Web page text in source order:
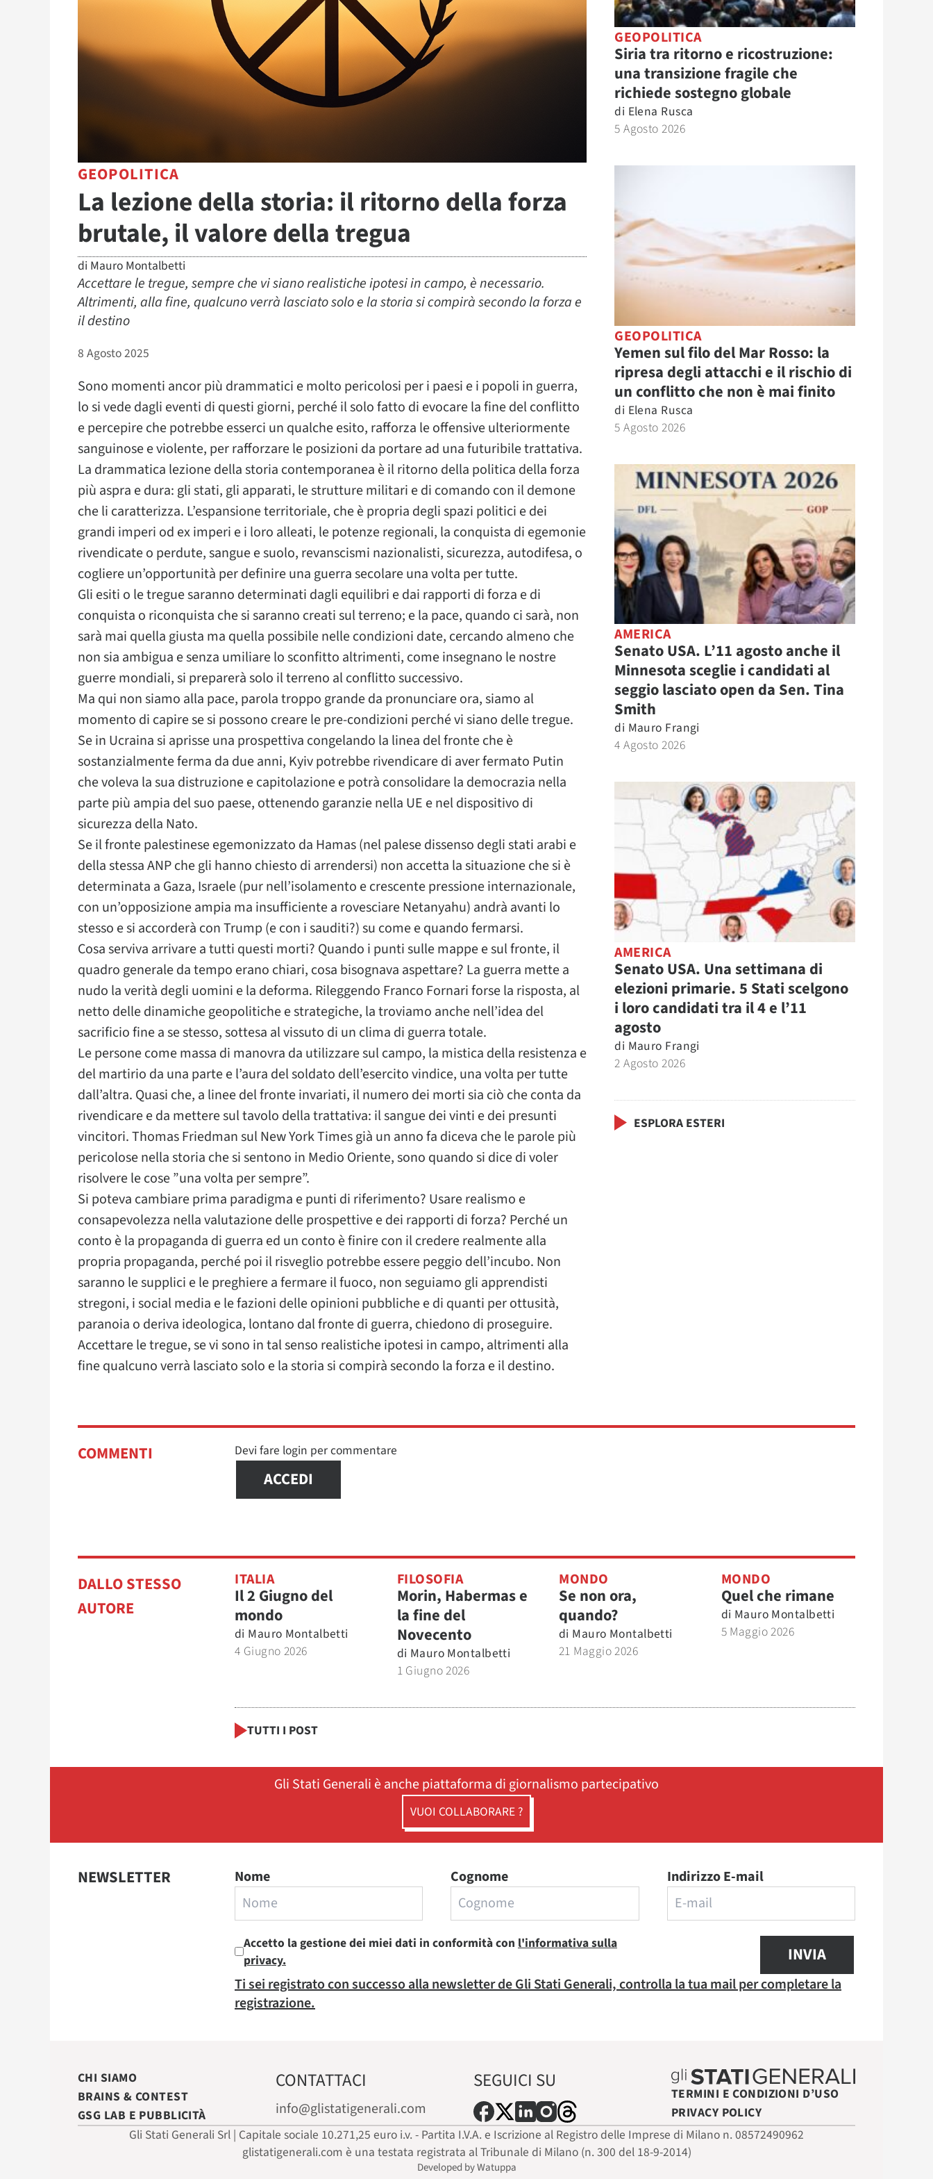
GEOPOLITICA
La lezione della storia: il ritorno della forza
brutale, il valore della tregua
di Mauro Montalbetti
Accettare le tregue, sempre che vi siano realistiche ipotesi in campo, è necessario.
Altrimenti, alla fine, qualcuno verrà lasciato solo e la storia si compirà secondo la forza e
il destino
8 Agosto 2025
Sono momenti ancor più drammatici e molto pericolosi per i paesi e i popoli in guerra,
lo si vede dagli eventi di questi giorni, perché il solo fatto di evocare la fine del conflitto
e percepire che potrebbe esserci un qualche esito, rafforza le offensive ulteriormente
sanguinose e violente, per rafforzare le posizioni da portare ad una futuribile trattativa.
La drammatica lezione della storia contemporanea è il ritorno della politica della forza
più aspra e dura: gli stati, gli apparati, le strutture militari e di comando con il demone
che li caratterizza. L’espansione territoriale, che è propria degli spazi politici e dei
grandi imperi od ex imperi e i loro alleati, le potenze regionali, la conquista di egemonie
rivendicate o perdute, sangue e suolo, revanscismi nazionalisti, sicurezza, autodifesa, o
cogliere un’opportunità per definire una guerra secolare una volta per tutte.
Gli esiti o le tregue saranno determinati dagli equilibri e dai rapporti di forza e di
conquista o riconquista che si saranno creati sul terreno; e la pace, quando ci sarà, non
sarà mai quella giusta ma quella possibile nelle condizioni date, cercando almeno che
non sia ambigua e senza umiliare lo sconfitto altrimenti, come insegnano le nostre
guerre mondiali, si preparerà solo il terreno al conflitto successivo.
Ma qui non siamo alla pace, parola troppo grande da pronunciare ora, siamo al
momento di capire se si possono creare le pre-condizioni perché vi siano delle tregue.
Se in Ucraina si aprisse una prospettiva congelando la linea del fronte che è
sostanzialmente ferma da due anni, Kyiv potrebbe rivendicare di aver fermato Putin
che voleva la sua distruzione e capitolazione e potrà consolidare la democrazia nella
parte più ampia del suo paese, ottenendo garanzie nella UE e nel dispositivo di
sicurezza della Nato.
Se il fronte palestinese egemonizzato da Hamas (nel palese dissenso degli stati arabi e
della stessa ANP che gli hanno chiesto di arrendersi) non accetta la situazione che si è
determinata a Gaza, Israele (pur nell’isolamento e crescente pressione internazionale,
con un’opposizione ampia ma insufficiente a rovesciare Netanyahu) andrà avanti lo
stesso e si accorderà con Trump (e con i sauditi?) su come e quando fermarsi.
Cosa serviva arrivare a tutti questi morti? Quando i punti sulle mappe e sul fronte, il
quadro generale da tempo erano chiari, cosa bisognava aspettare? La guerra mette a
nudo la verità degli uomini e la deforma. Rileggendo Franco Fornari forse la risposta, al
netto delle dinamiche geopolitiche e strategiche, la troviamo anche nell’idea del
sacrificio fine a se stesso, sottesa al vissuto di un clima di guerra totale.
Le persone come massa di manovra da utilizzare sul campo, la mistica della resistenza e
del martirio da una parte e l’aura del soldato dell’esercito vindice, una volta per tutte
dall’altra. Quasi che, a linee del fronte invariati, il numero dei morti sia ciò che conta da
rivendicare e da mettere sul tavolo della trattativa: il sangue dei vinti e dei presunti
vincitori. Thomas Friedman sul New York Times già un anno fa diceva che le parole più
pericolose nella storia che si sentono in Medio Oriente, sono quando si dice di voler
risolvere le cose ”una volta per sempre”.
Si poteva cambiare prima paradigma e punti di riferimento? Usare realismo e
consapevolezza nella valutazione delle prospettive e dei rapporti di forza? Perché un
conto è la propaganda di guerra ed un conto è finire con il credere realmente alla
propria propaganda, perché poi il risveglio potrebbe essere peggio dell’incubo. Non
saranno le supplici e le preghiere a fermare il fuoco, non seguiamo gli apprendisti
stregoni, i social media e le fazioni delle opinioni pubbliche e di quanti per ottusità,
paranoia o deriva ideologica, lontano dal fronte di guerra, chiedono di proseguire.
Accettare le tregue, se vi sono in tal senso realistiche ipotesi in campo, altrimenti alla
fine qualcuno verrà lasciato solo e la storia si compirà secondo la forza e il destino.
GEOPOLITICA
Siria tra ritorno e ricostruzione:
una transizione fragile che
richiede sostegno globale
di Elena Rusca
5 Agosto 2026
GEOPOLITICA
Yemen sul filo del Mar Rosso: la
ripresa degli attacchi e il rischio di
un conflitto che non è mai finito
di Elena Rusca
5 Agosto 2026
AMERICA
Senato USA. L’11 agosto anche il
Minnesota sceglie i candidati al
seggio lasciato open da Sen. Tina
Smith
di Mauro Frangi
4 Agosto 2026
AMERICA
Senato USA. Una settimana di
elezioni primarie. 5 Stati scelgono
i loro candidati tra il 4 e l’11
agosto
di Mauro Frangi
2 Agosto 2026
ESPLORA ESTERI
COMMENTI Devi fare login per commentare
ACCEDI
DALLO STESSO
AUTORE
ITALIA
Il 2 Giugno del
mondo
di Mauro Montalbetti
4 Giugno 2026
FILOSOFIA
Morin, Habermas e
la fine del
Novecento
di Mauro Montalbetti
1 Giugno 2026
MONDO
Se non ora,
quando?
di Mauro Montalbetti
21 Maggio 2026
MONDO
Quel che rimane
di Mauro Montalbetti
5 Maggio 2026
TUTTI I POST
Gli Stati Generali è anche piattaforma di giornalismo partecipativo
VUOI COLLABORARE ?
NEWSLETTER Nome Cognome Indirizzo E-mail
Accetto la gestione dei miei dati in conformità con l'informativa sulla
privacy.
INVIA
Ti sei registrato con successo alla newsletter de Gli Stati Generali, controlla la tua mail per completare la
registrazione.
CHI SIAMO
BRAINS & CONTEST
GSG LAB E PUBBLICITÀ
CONTATTACI
info@glistatigenerali.com
SEGUICI SU
TERMINI E CONDIZIONI D’USO
PRIVACY POLICY
Gli Stati Generali Srl | Capitale sociale 10.271,25 euro i.v. - Partita I.V.A. e Iscrizione al Registro delle Imprese di Milano n. 08572490962
glistatigenerali.com è una testata registrata al Tribunale di Milano (n. 300 del 18-9-2014)
Developed by Watuppa